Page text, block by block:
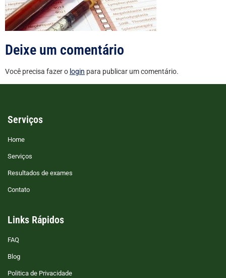
Deixe um comentário
Você precisa fazer o login para publicar um comentário.
Serviços
Home
Serviços
Resultados de exames
Contato
Links Rápidos
FAQ
Blog
Politica de Privacidade